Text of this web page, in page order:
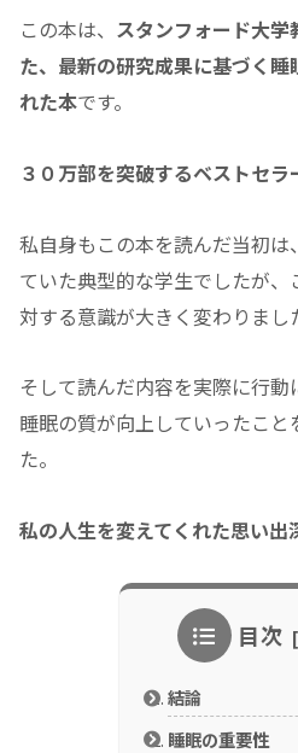
この本は、 スタンフォード大
た、最新の研究成果に基づく
れた本です。
３０万部を突破するベストセラ
私自身もこの本を読んだ当初
ていた典型的な学生でしたが
対する意識が大きく変わりまし
そして読んだ内容を実際に行
睡眠の質が向上していったこ
た。
私の人生を変えてくれた思い出
目次
結論
睡眠の重要性